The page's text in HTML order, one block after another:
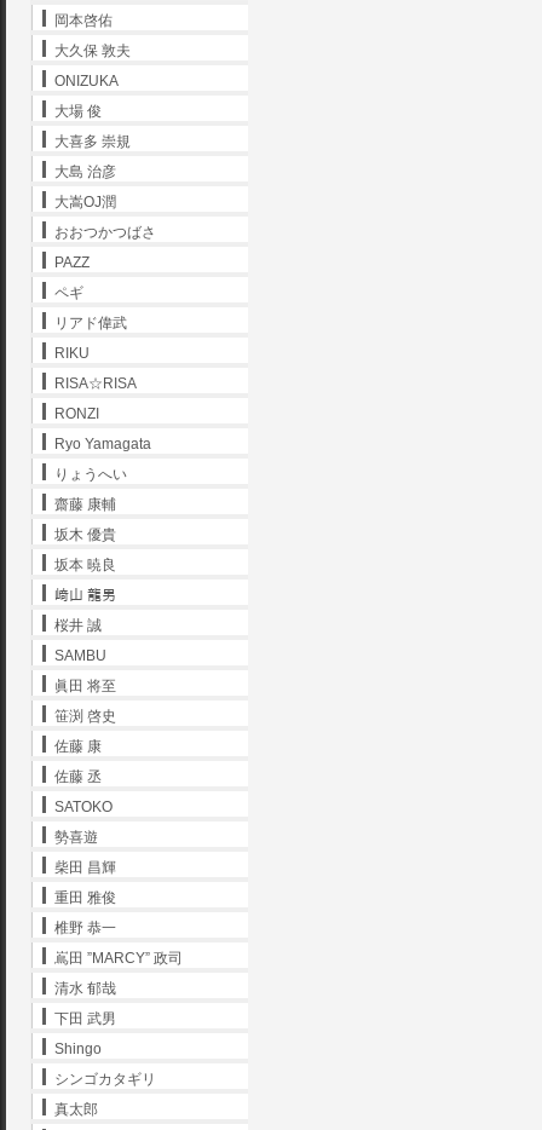
岡本啓佑
大久保 敦夫
ONIZUKA
大場 俊
大喜多 崇規
大島 治彦
大嵩OJ潤
おおつかつばさ
PAZZ
ペギ
リアド偉武
RIKU
RISA☆RISA
RONZI
Ryo Yamagata
りょうへい
齋藤 康輔
坂木 優貴
坂本 暁良
﨑山 龍男
桜井 誠
SAMBU
眞田 将至
笹渕 啓史
佐藤 康
佐藤 丞
SATOKO
勢喜遊
柴田 昌輝
重田 雅俊
椎野 恭一
嶌田 ”MARCY” 政司
清水 郁哉
下田 武男
Shingo
シンゴカタギリ
真太郎